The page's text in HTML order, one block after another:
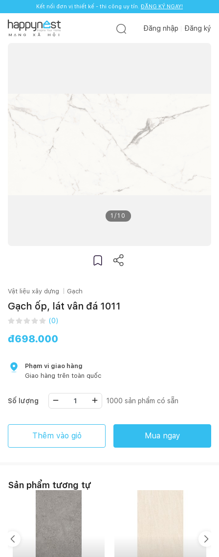
Kết nối đơn vị thiết kế - thi công uy tín. ĐĂNG KÝ NGAY!
M Ạ N G X Ã H Ộ I
Đăng nhập Đăng ký
1 / 10
Vật liệu xây dựng Gạch
Gạch ốp, lát vân đá 1011
(0)
đ698.000
Phạm vi giao hàng
Giao hàng trên toàn quốc
Số lượng 1000 sản phẩm có sẵn
Thêm vào giỏ Mua ngay
Sản phẩm tương tự